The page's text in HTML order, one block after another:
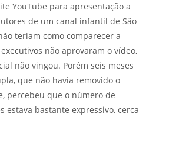
YouTube para apresentação a
de um canal infantil de São
teriam como comparecer a
não aprovaram o vídeo,
não vingou. Porém seis meses
que não havia removido o
percebeu que o número de
estava bastante expressivo, cerca